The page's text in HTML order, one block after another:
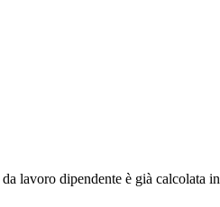
lavoro dipendente è già calcolata